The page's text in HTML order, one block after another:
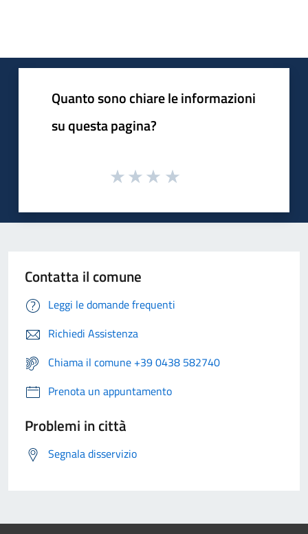
Quanto sono chiare le informazioni
su questa pagina?
Contatta il comune
Leggi le domande frequenti
Richiedi Assistenza
Chiama il comune +39 0438 582740
Prenota un appuntamento
Problemi in città
Segnala disservizio